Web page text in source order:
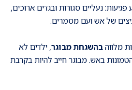
נעליים סגורות ובגדים ארוכים,
של אש ועם מסמרים.
מלווהבהשגחת מבוגר, ילדים לא
באש. מבוגר חייב להיות בקרבת